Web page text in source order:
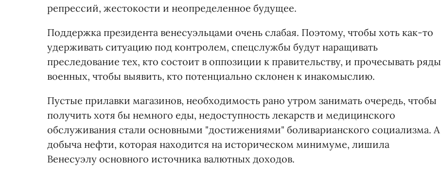
репрессий, жестокости и неопределенное будущее.
Поддержка президента венесуэльцами очень слабая. Поэтому, чтобы хоть как-то
удерживать ситуацию под контролем, спецслужбы будут наращивать
преследование тех, кто состоит в оппозиции к правительству, и прочесывать ряды
военных, чтобы выявить, кто потенциально склонен к инакомыслию.
Пустые прилавки магазинов, необходимость рано утром занимать очередь, чтобы
получить хотя бы немного еды, недоступность лекарств и медицинского
обслуживания стали основными "достижениями" боливарианского социализма. А
добыча нефти, которая находится на историческом минимуме, лишила
Венесуэлу основного источника валютных доходов.